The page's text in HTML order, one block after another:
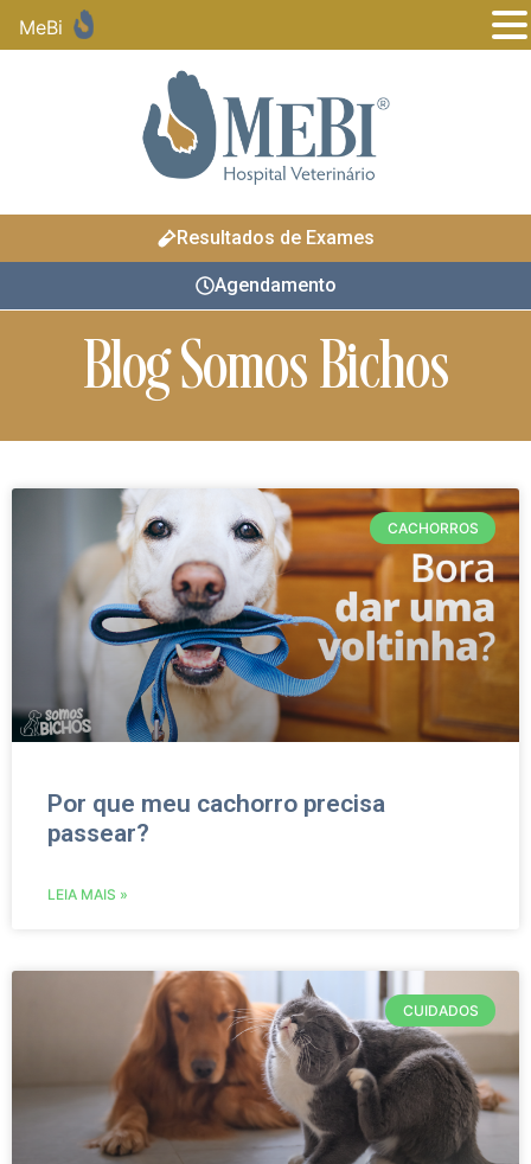
Resultados de Exames
Agendamento
Blog Somos Bichos
CACHORROS
Por que meu cachorro precisa
passear?
LEIA MAIS »
CUIDADOS
MeBi